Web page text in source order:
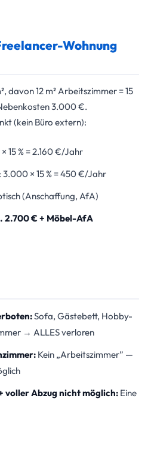
Wohnung
davon 12 m² Arbeitszimmer = 15
3.000 €.
(kein Büro extern):
15 % = 2.160 €/Jahr
× 15 % = 450 €/Jahr
(Anschaffung, AfA)
2.700 € + Möbel-AfA
Sofa, Gästebett, Hobby-
→ ALLES verloren
Kein „Arbeitszimmer” —
voller Abzug nicht möglich: Eine